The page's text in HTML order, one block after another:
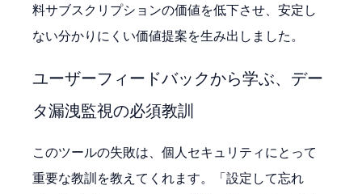
料サブスクリプションの価値を低下させ、安定し
ない分かりにくい価値提案を生み出しました。
ユーザーフィードバックから学ぶ、デー
タ漏洩監視の必須教訓
このツールの失敗は、個人セキュリティにとって
重要な教訓を教えてくれます。「設定して忘れ